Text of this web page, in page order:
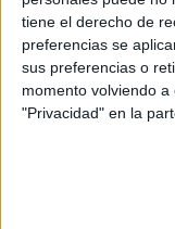
tiene el derecho de
preferencias se
sus preferencias o
momento volviendo
"Privacidad" en la
saber si podria
asignaturas
nuevo??necesito
numero de teefno
Inicio Inicia